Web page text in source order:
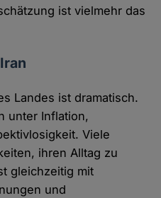
ist vielmehr das
Landes ist dramatisch.
unter Inflation,
Viele
ihren Alltag zu
gleichzeitig mit
und